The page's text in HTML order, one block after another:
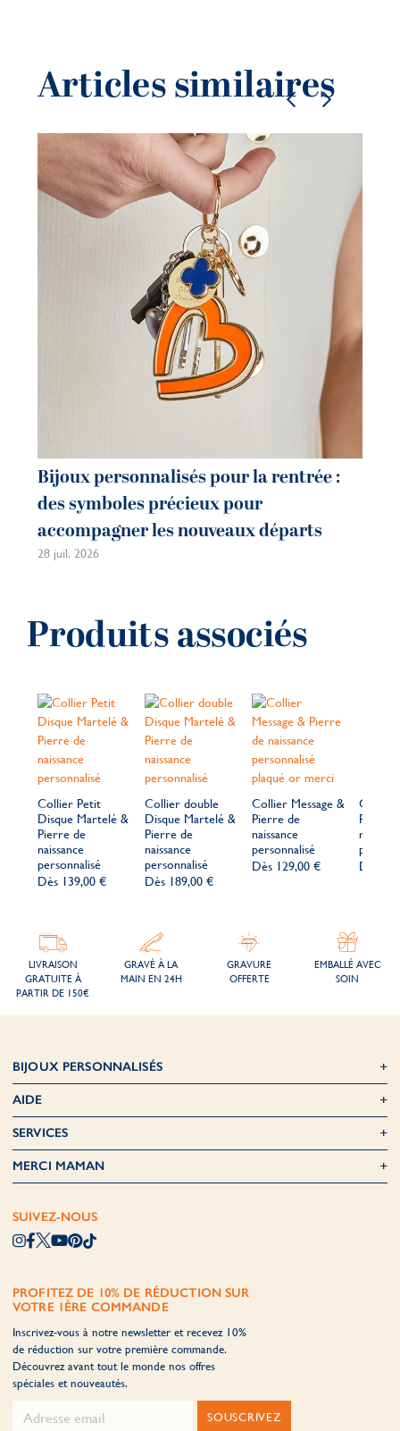
Articles similaires
Bijoux personnalisés pour la rentrée :
des symboles précieux pour
accompagner les nouveaux départs
28 juil. 2026
Produits associés
Collier Petit
Disque Martelé &
Pierre de
naissance
personnalisé
Dès 139,00 €
Collier double
Disque Martelé &
Pierre de
naissance
personnalisé
Dès 189,00 €
Collier Message &
Pierre de
naissance
personnalisé
Dès 129,00 €
Collier
Perlé
Dès
LIVRAISON
GRATUITE À
PARTIR DE 150€
GRAVÉ À LA
MAIN EN 24H
GRAVURE
OFFERTE
EMBALLÉ AVEC
SOIN
BIJOUX PERSONNALISÉS
AIDE
SERVICES
MERCI MAMAN
SUIVEZ-NOUS
PROFITEZ DE 10% DE RÉDUCTION SUR
VOTRE 1ÈRE COMMANDE
Inscrivez-vous à notre newsletter et recevez 10%
de réduction sur votre première commande.
Découvrez avant tout le monde nos offres
spéciales et nouveautés.
SOUSCRIVEZ